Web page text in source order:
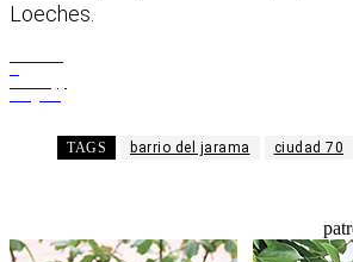
Loeches.
TAGS barrio del jarama ciudad 70